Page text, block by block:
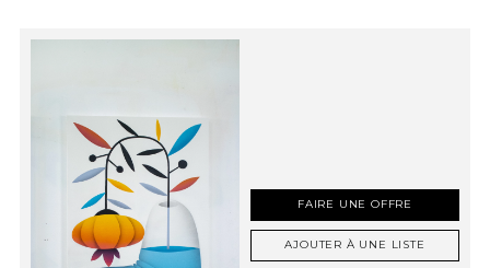
FAIRE UNE OFFRE
AJOUTER À UNE LISTE